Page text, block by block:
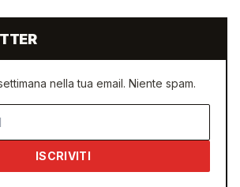
nella tua email. Niente spam.
ISCRIVITI